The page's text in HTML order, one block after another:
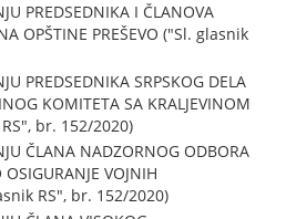
PREDSEDNIKA I ČLANOVA
OPŠTINE PREŠEVO ("Sl. glasnik
PREDSEDNIKA SRPSKOG DELA
KOMITETA SA KRALJEVINOM
br. 152/2020)
ČLANA NADZORNOG ODBORA
VOJNIH
RS", br. 152/2020)